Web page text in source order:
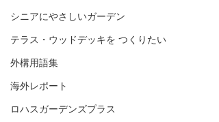
シニアにやさしいガーデン
テラス・ウッドデッキを つくりたい
外構用語集
海外レポート
ロハスガーデンズプラス